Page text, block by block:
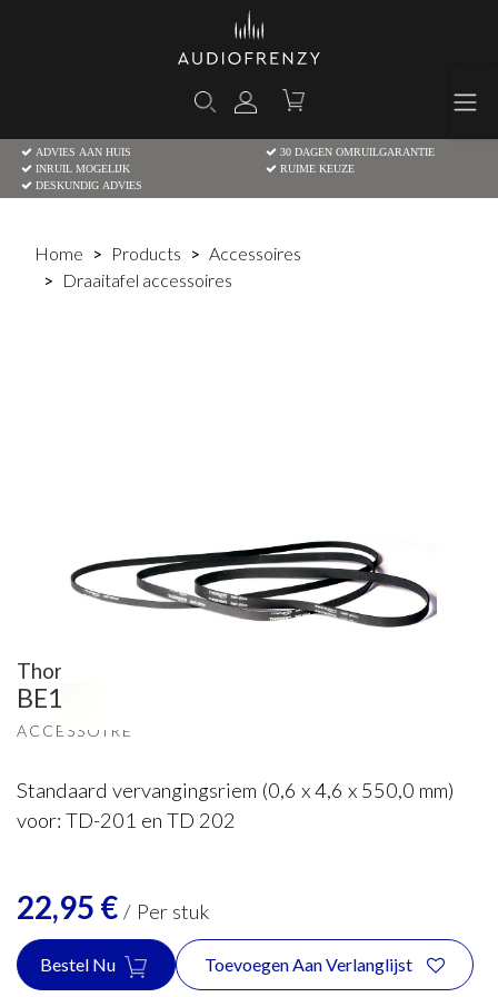
ADVIES AAN HUIS
30 DAGEN OMRUILGARANTIE
INRUIL MOGELIJK
RUIME KEUZE
DESKUNDIG ADVIES
Home Products
Accessoires
Draaitafel accessoires
Thorens
BE1744506B Riem voor platenspeler
ACCESSOIRE
Standaard vervangingsriem (0,6 x 4,6 x 550,0 mm)
voor: TD-201 en TD 202
22,95 € / Per stuk
Bestel Nu Toevoegen Aan Verlanglijst